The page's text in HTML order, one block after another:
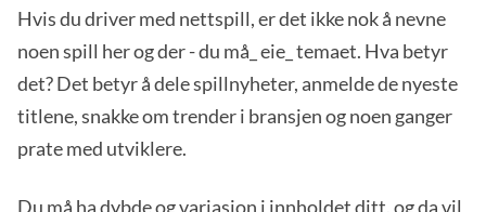
Hvis du driver med nettspill, er det ikke nok å nevne
noen spill her og der - du må_ eie_ temaet. Hva betyr
det? Det betyr å dele spillnyheter, anmelde de nyeste
titlene, snakke om trender i bransjen og noen ganger
prate med utviklere.
Du må ha dybde og variasjon i innholdet ditt, og da vil